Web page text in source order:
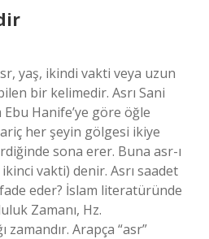
yaş, ikindi vakti veya uzun
bir kelimedir. Asrı Sani
Hanife’ye göre öğle
her şeyin gölgesi ikiye
sona erer. Buna asr-ı
vakti) denir. Asrı saadet
eder? İslam literatüründe
Zamanı, Hz.
zamandır. Arapça “asr”